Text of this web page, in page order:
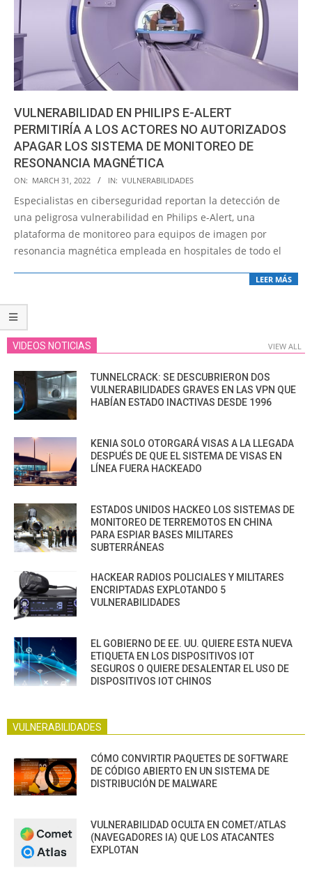
VULNERABILIDAD EN PHILIPS E-ALERT
PERMITIRÍA A LOS ACTORES NO AUTORIZADOS
APAGAR LOS SISTEMA DE MONITOREO DE
RESONANCIA MAGNÉTICA
2022-
03-
ON: MARCH 31, 2022 IN: VULNERABILIDADES
Especialistas en ciberseguridad reportan la detección de
una peligrosa vulnerabilidad en Philips e-Alert, una
plataforma de monitoreo para equipos de imagen por
resonancia magnética empleada en hospitales de todo el
LEER MÁS
VIDEOS NOTICIAS VIEW ALL
TUNNELCRACK: SE DESCUBRIERON DOS
VULNERABILIDADES GRAVES EN LAS VPN QUE
HABÍAN ESTADO INACTIVAS DESDE 1996
KENIA SOLO OTORGARÁ VISAS A LA LLEGADA
DESPUÉS DE QUE EL SISTEMA DE VISAS EN
LÍNEA FUERA HACKEADO
ESTADOS UNIDOS HACKEO LOS SISTEMAS DE
MONITOREO DE TERREMOTOS EN CHINA
PARA ESPIAR BASES MILITARES
SUBTERRÁNEAS
HACKEAR RADIOS POLICIALES Y MILITARES
ENCRIPTADAS EXPLOTANDO 5
VULNERABILIDADES
EL GOBIERNO DE EE. UU. QUIERE ESTA NUEVA
ETIQUETA EN LOS DISPOSITIVOS IOT
SEGUROS O QUIERE DESALENTAR EL USO DE
DISPOSITIVOS IOT CHINOS
VULNERABILIDADES
CÓMO CONVIRTIR PAQUETES DE SOFTWARE
DE CÓDIGO ABIERTO EN UN SISTEMA DE
DISTRIBUCIÓN DE MALWARE
VULNERABILIDAD OCULTA EN COMET/ATLAS
(NAVEGADORES IA) QUE LOS ATACANTES
EXPLOTAN